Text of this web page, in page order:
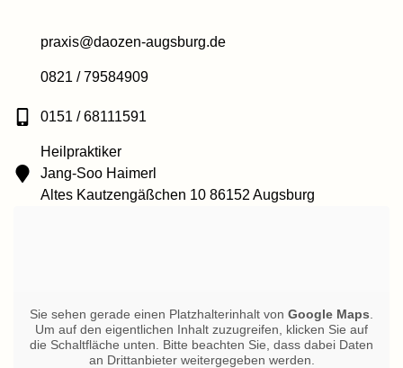
praxis@daozen-augsburg.de
0821 / 79584909
0151 / 68111591
Heilpraktiker
Jang-Soo Haimerl
Altes Kautzengäßchen 10 86152 Augsburg
Sie sehen gerade einen Platzhalterinhalt von Google Maps
Um auf den eigentlichen Inhalt zuzugreifen, klicken Sie auf
die Schaltfläche unten. Bitte beachten Sie, dass dabei Daten
an Drittanbieter weitergegeben werden.